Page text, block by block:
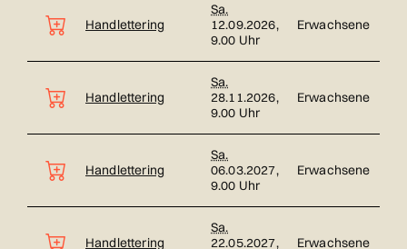
Handlettering
Sa.
12.09.2026,
9.00 Uhr
Erwachsene
Handlettering
Sa.
28.11.2026,
9.00 Uhr
Erwachsene
Handlettering
Sa.
06.03.2027,
9.00 Uhr
Erwachsene
Handlettering
Sa.
22.05.2027,
Erwachsene